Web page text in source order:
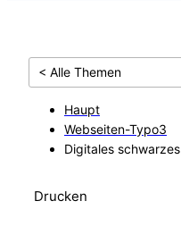
< Alle Themen
Haupt
Webseiten-Typo3
Digitales
Drucken